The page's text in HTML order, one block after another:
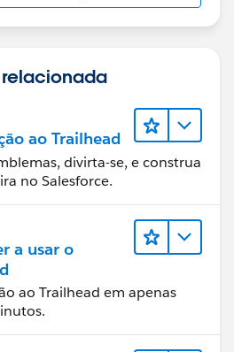
ao Trailhead
divirta-se, e construa
no Salesforce.
a usar o
ao Trailhead em apenas